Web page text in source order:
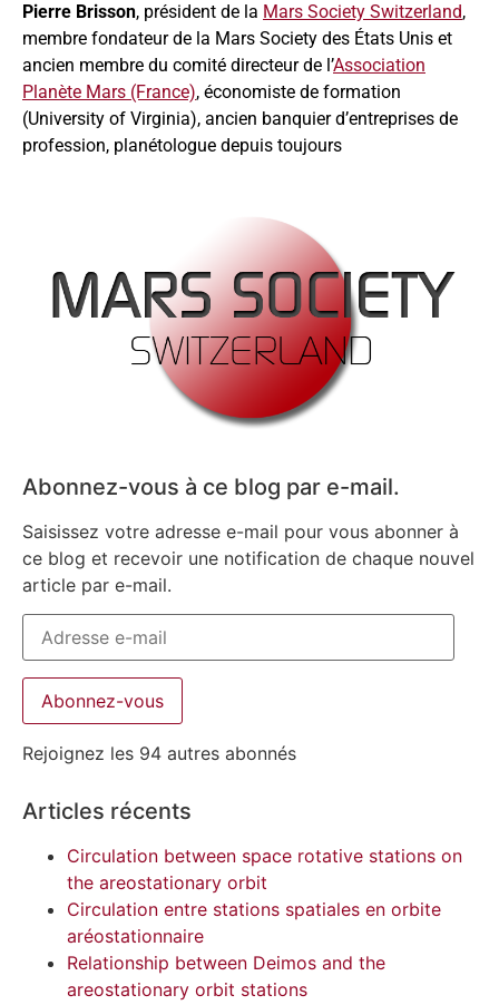
Pierre Brisson, président de la Mars Society Switzerland,
membre fondateur de la Mars Society des États Unis et
ancien membre du comité directeur de l’Association
Planète Mars (France), économiste de formation
(University of Virginia), ancien banquier d’entreprises de
profession, planétologue depuis toujours
Abonnez-vous à ce blog par e-mail.
Saisissez votre adresse e-mail pour vous abonner à
ce blog et recevoir une notification de chaque nouvel
article par e-mail.
Abonnez-vous
Rejoignez les 94 autres abonnés
Articles récents
Circulation between space rotative stations on
the areostationary orbit
Circulation entre stations spatiales en orbite
aréostationnaire
Relationship between Deimos and the
areostationary orbit stations